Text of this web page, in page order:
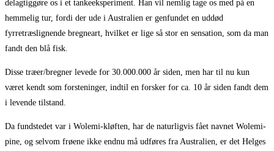
delagtiggøre os i et tankeeksperiment. Han vil nemlig tage os med på en
hemmelig tur, fordi der ude i Australien er genfundet en uddød
fyrretræslignende bregneart, hvilket er lige så stor en sensation, som da man
fandt den blå fisk.
Disse træer/bregner levede for 30.000.000 år siden, men har til nu kun
været kendt som forsteninger, indtil en forsker for ca. 10 år siden fandt dem
i levende tilstand.
Da fundstedet var i Wolemi-kløften, har de naturligvis fået navnet Wolemi-
pine, og selvom frøene ikke endnu må udføres fra Australien, er det Helges